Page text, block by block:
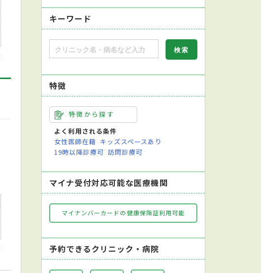
放射線科 歯科口腔外科
キーワード
特徴
特徴から探す
よく利用される条件
女性医師在籍 キッズスペースあり
19時以降診療可 訪問診療可
マイナ受付対応可能な医療機関
マイナンバーカードの健康保険証利用可能
予約できるクリニック・病院